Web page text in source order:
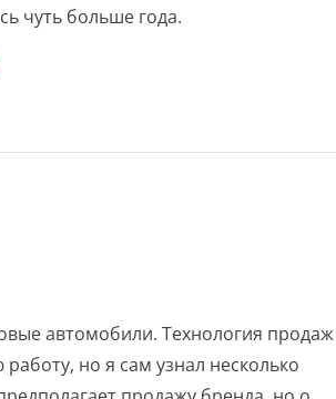
чуть больше года.
автомобили. Технология продаж
но я сам узнал несколько